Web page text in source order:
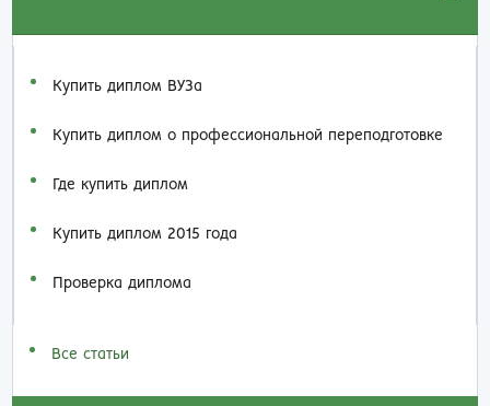
Купить диплом ВУЗа
Купить диплом о профессиональной переподготовке
Где купить диплом
Купить диплом 2015 года
Проверка диплома
Все статьи